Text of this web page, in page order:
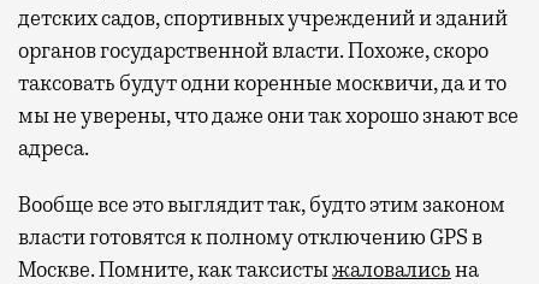
детских садов, спортивных учреждений и зданий
органов государственной власти. Похоже, скоро
таксовать будут одни коренные москвичи, да и то
мы не уверены, что даже они так хорошо знают все
адреса.
Вообще все это выглядит так, будто этим законом
власти готовятся к полному отключению GPS в
Москве. Помните, как таксистыжаловалисьна